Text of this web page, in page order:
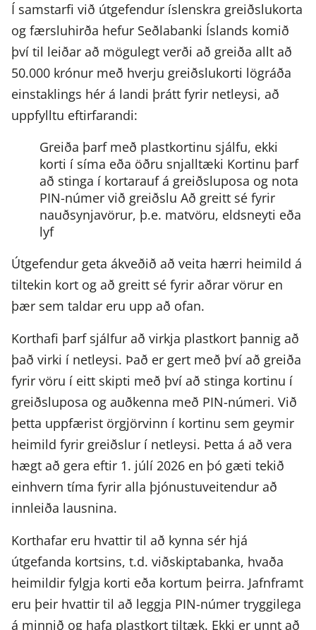
Í samstarfi við útgefendur íslenskra greiðslukorta
og færsluhirða hefur Seðlabanki Íslands komið
því til leiðar að mögulegt verði að greiða allt að
50.000 krónur með hverju greiðslukorti lögráða
einstaklings hér á landi þrátt fyrir netleysi, að
uppfylltu eftirfarandi:
Greiða þarf með plastkortinu sjálfu, ekki
korti í síma eða öðru snjalltæki Kortinu þarf
að stinga í kortarauf á greiðsluposa og nota
PIN-númer við greiðslu Að greitt sé fyrir
nauðsynjavörur, þ.e. matvöru, eldsneyti eða
lyf
Útgefendur geta ákveðið að veita hærri heimild á
tiltekin kort og að greitt sé fyrir aðrar vörur en
þær sem taldar eru upp að ofan.
Korthafi þarf sjálfur að virkja plastkort þannig að
það virki í netleysi. Það er gert með því að greiða
fyrir vöru í eitt skipti með því að stinga kortinu í
greiðsluposa og auðkenna með PIN-númeri. Við
þetta uppfærist örgjörvinn í kortinu sem geymir
heimild fyrir greiðslur í netleysi. Þetta á að vera
hægt að gera eftir 1. júlí 2026 en þó gæti tekið
einhvern tíma fyrir alla þjónustuveitendur að
innleiða lausnina.
Korthafar eru hvattir til að kynna sér hjá
útgefanda kortsins, t.d. viðskiptabanka, hvaða
heimildir fylgja korti eða kortum þeirra. Jafnframt
eru þeir hvattir til að leggja PIN-númer tryggilega
á minnið og hafa plastkort tiltæk. Ekki er unnt að